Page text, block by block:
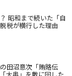
昭和まで続いた「自
税が横行した理由
田沼意次「賄賂伝